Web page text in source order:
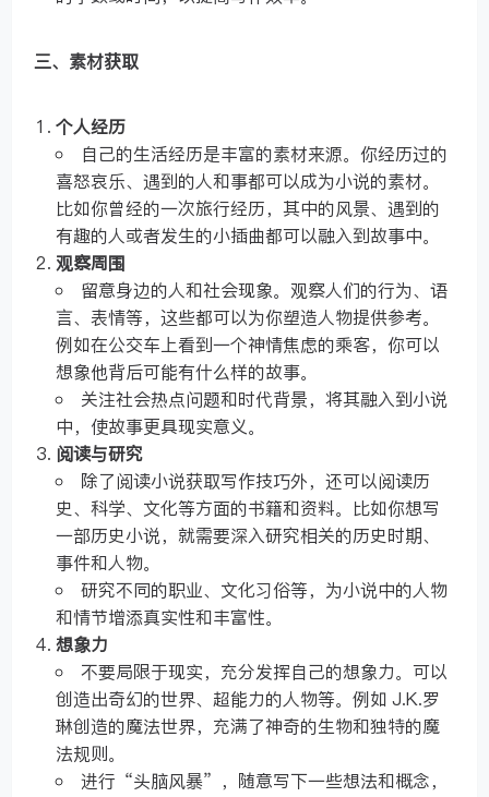
三、素材获取
个人经历
自己的生活经历是丰富的素材来源。你经历过的
喜怒哀乐、遇到的人和事都可以成为小说的素材。
比如你曾经的一次旅行经历，其中的风景、遇到的
有趣的人或者发生的小插曲都可以融入到故事中。
观察周围
留意身边的人和社会现象。观察人们的行为、语
言、表情等，这些都可以为你塑造人物提供参考。
例如在公交车上看到一个神情焦虑的乘客，你可以
想象他背后可能有什么样的故事。
关注社会热点问题和时代背景，将其融入到小说
中，使故事更具现实意义。
阅读与研究
除了阅读小说获取写作技巧外，还可以阅读历
史、科学、文化等方面的书籍和资料。比如你想写
一部历史小说，就需要深入研究相关的历史时期、
事件和人物。
研究不同的职业、文化习俗等，为小说中的人物
和情节增添真实性和丰富性。
想象力
不要局限于现实，充分发挥自己的想象力。可以
创造出奇幻的世界、超能力的人物等。例如 J.K.罗
琳创造的魔法世界，充满了神奇的生物和独特的魔
法规则。
进行“头脑风暴”，随意写下一些想法和概念，